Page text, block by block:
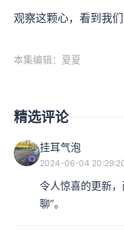
观察这颗心，看到我
本集编辑：夏夏
精选评论
挂耳气泡
2024-06-04
令人惊喜的更新
聊”。